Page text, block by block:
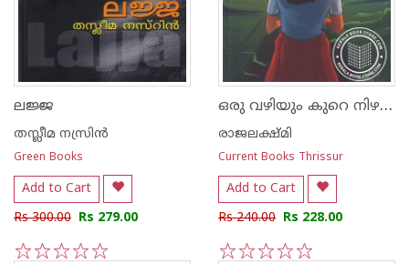
ലജ്ജ
തസ്ലീമ നസ്രിന്‍
Green Books
Add to Cart
Rs 300.00 Rs 279.00
ഒരു വഴിയും കുറെ നിഴലുകളും
രാജലക്ഷ്മി
Current Books Thrissur
Add to Cart
Rs 240.00 Rs 228.00